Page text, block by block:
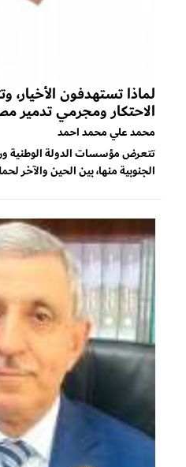
لماذا تستهدفون
الاحتكار ومجرمي تدمير
محمد علي محمد احمد
تتعرض مؤسسات الدولة الوطنية
الجنوبية منها، بين الحين والآخر